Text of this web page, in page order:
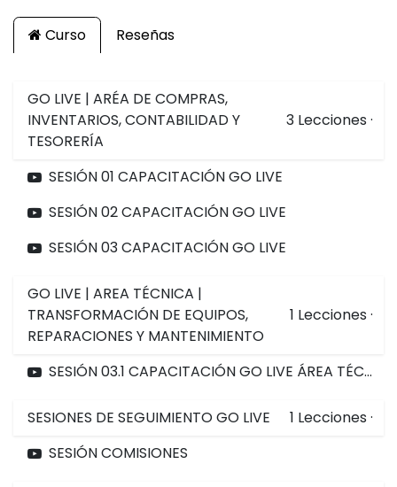
Curso Reseñas
GO LIVE | ARÉA DE COMPRAS,
INVENTARIOS, CONTABILIDAD Y
TESORERÍA
3 Lecciones ·
SESIÓN 01 CAPACITACIÓN GO LIVE
SESIÓN 02 CAPACITACIÓN GO LIVE
SESIÓN 03 CAPACITACIÓN GO LIVE
GO LIVE | AREA TÉCNICA |
TRANSFORMACIÓN DE EQUIPOS,
REPARACIONES Y MANTENIMIENTO
1 Lecciones ·
SESIÓN 03.1 CAPACITACIÓN GO LIVE ÁREA TÉCNICA
SESIONES DE SEGUIMIENTO GO LIVE 1 Lecciones ·
SESIÓN COMISIONES